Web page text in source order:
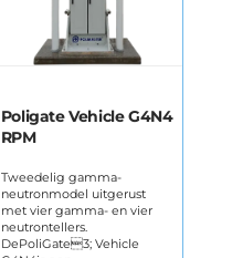
Poligate Vehicle G4N4
RPM
Tweedelig gamma-
neutronmodel uitgerust
met vier gamma- en vier
neutrontellers.
DePoliGate3; Vehicle